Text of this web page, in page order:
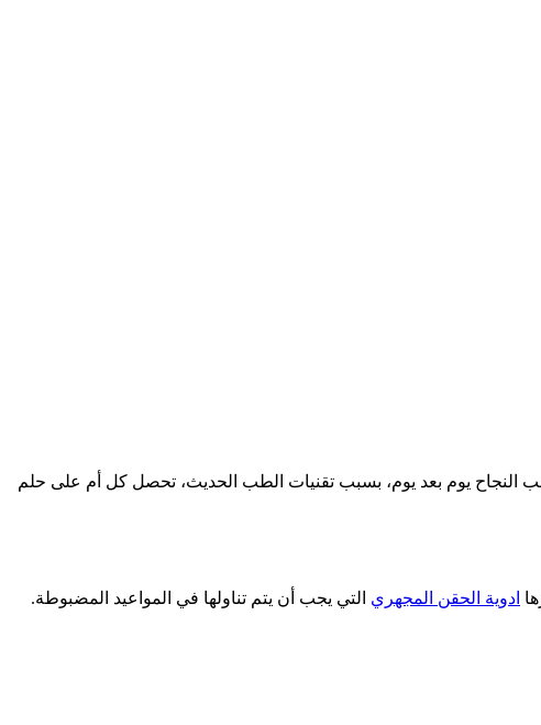
نسب النجاح يوم بعد يوم، بسبب تقنيات الطب الحديث، تحصل كل أم على حلم
ادوية الحقن المجهري التي يجب أن يتم تناولها في المواعيد المضبوطة.